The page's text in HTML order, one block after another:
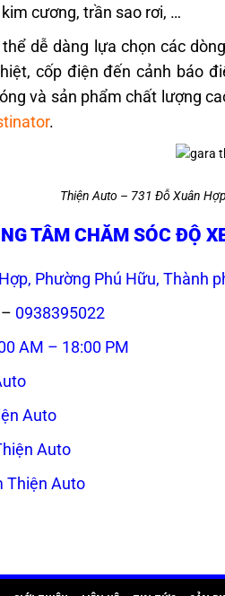
cương, trần sao rơi, …
dễ dàng lựa chọn các
cốp điện đến cảnh báo
và sản phẩm chất lượng
.
Thiện Auto – 731 Đỗ Xuân
TÂM CHĂM SÓC ĐỘ
Phường Phú Hữu, Thành
– 0938395022
AM – 18:00 PM
Auto
Auto
Thiện Auto